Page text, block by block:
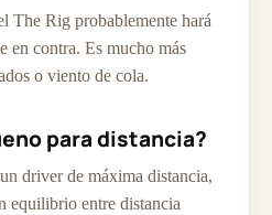
The Rig probablemente hará
en contra. Es mucho más
o viento de cola.
para distancia?
driver de máxima distancia,
equilibrio entre distancia